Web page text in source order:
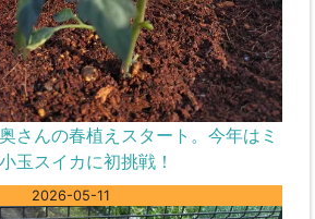
さんの春植えスタート。今年はミ
玉スイカに初挑戦！
2026-05-11